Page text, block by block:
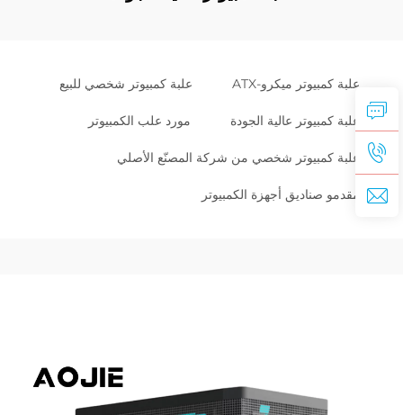
علبة كمبيوتر ميكرو-ATX علبة كمبيوتر شخصي للبيع
علبة كمبيوتر عالية الجودة مورد علب الكمبيوتر
علبة كمبيوتر شخصي من شركة المصنّع الأصلي
مقدمو صناديق أجهزة الكمبيوتر